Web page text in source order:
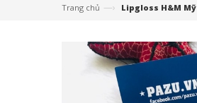
Trang chủ —› Lipgloss H&M Mỹ